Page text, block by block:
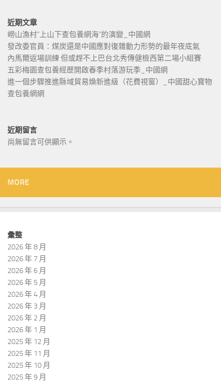
近期文章
嶗山漁村“上山下查包養網海”的演變_中國網
發改委官員：煤炭還是中國應對復雜動力形勢的最年夜底氣
內馬爾返場訓練 但或趕不上巴台北秀傳健檢西第二場小組賽
五彩梅園查包養經歷開啟春季村落游玩季_中國網
進一個步驟推進縣域貿易煥新進級（花費視窗）_中國甜心寶物
查包養網網
近期留言
尚無留言可供顯示。
MORE
彙整
2026 年 8 月
2026 年 7 月
2026 年 6 月
2026 年 5 月
2026 年 4 月
2026 年 3 月
2026 年 2 月
2026 年 1 月
2025 年 12 月
2025 年 11 月
2025 年 10 月
2025 年 9 月